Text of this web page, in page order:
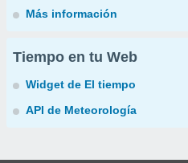
Más información
Tiempo en tu Web
Widget de El tiempo
API de Meteorología